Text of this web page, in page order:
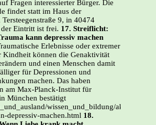
Fragen interessierter Bürger. Die
findet statt im Haus der
9, in 40474
Eintritt ist frei. 17. Streiflicht:
kann depressiv machen
Erlebnisse oder extremer
Kindheit können die Genaktivität
und einen Menschen damit
für Depressionen und
machen. Das haben
am Max-Planck-Institut für
München bestätigt
wissen_und_bildung/aktuell/
depressiv-machen.html 18.